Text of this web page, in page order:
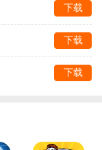
下载
下载
下载